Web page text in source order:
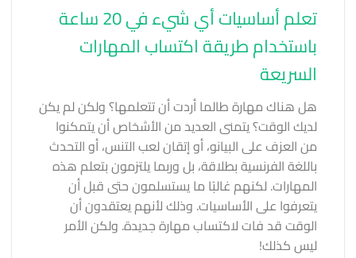
تعلم أساسيات أي شيء في 20 ساعة
باستخدام طريقة اكتساب المهارات
السريعة
هل هناك مهارة طالما أردت أن تتعلمها؟ ولكن لم يكن
لديك الوقت؟ يتمنى العديد من الأشخاص أن يتمكنوا
من العزف على البيانو، أو إتقان لعب التنس، أو التحدث
باللغة الفرنسية بطلاقة، بل وربما يلتزمون بتعلم هذه
المهارات. لكنهم غالبًا ما يستسلمون حتى قبل أن
يتعرفوا على الأساسيات. وذلك لأنهم يعتقدون أن
الوقت قد فات لاكتساب مهارة جديدة. ولكن الأمر
ليس كذلك!